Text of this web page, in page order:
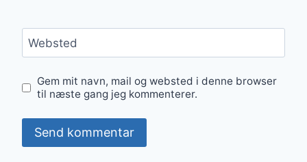
Websted
Gem mit navn, mail og websted i denne browser
til næste gang jeg kommenterer.